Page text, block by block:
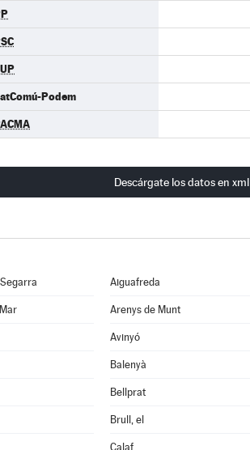
Podem
Descárgate los datos en xml
Aiguafreda
Arenys de Munt
Avinyó
Balenyà
Bellprat
Brull, el
Calaf